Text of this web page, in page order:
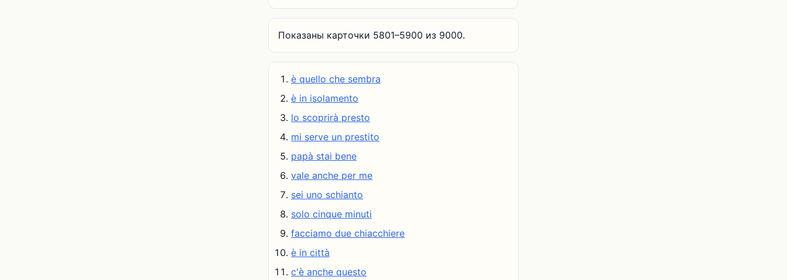
Показаны карточки 5801–5900 из 9000.
è quello che sembra
è in isolamento
lo scoprirà presto
mi serve un prestito
papà stai bene
vale anche per me
sei uno schianto
solo cinque minuti
facciamo due chiacchiere
è in città
c'è anche questo